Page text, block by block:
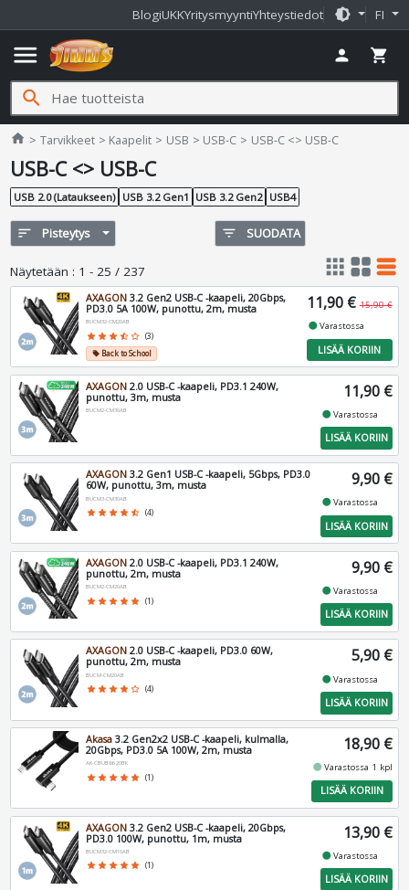
BlogiUKKYritysmyyntiYhteystiedot brightness_medium FI
menu person shopping_cart
search
home Jimms.fi
Tarvikkeet Kaapelit USB USB-C USB-C <> USB-C
USB-C <> USB-C
USB 2.0 (Lataukseen) USB 3.2 Gen1 USB 3.2 Gen2 USB4
sort Pisteytys filter_list SUODATA
Näytetään : 1 - 25 / 237 apps grid_view table_rows
AXAGON 3.2 Gen2 USB-C -kaapeli, 20Gbps,
PD3.0 5A 100W, punottu, 2m, musta
BUCM32-CM20AB
star star star star_half star_border (3)
local_offerBack to School
11,90 € 15,90 €
fiber_manual_recordVarastossa
LISÄÄ KORIIN
AXAGON 2.0 USB-C -kaapeli, PD3.1 240W,
punottu, 3m, musta
BUCM2-CM30AB
11,90 €
fiber_manual_recordVarastossa
LISÄÄ KORIIN
AXAGON 3.2 Gen1 USB-C -kaapeli, 5Gbps, PD3.0
60W, punottu, 3m, musta
BUCM3-CM30AB
star star star star star_half (4)
9,90 €
fiber_manual_recordVarastossa
LISÄÄ KORIIN
AXAGON 2.0 USB-C -kaapeli, PD3.1 240W,
punottu, 2m, musta
BUCM2-CM20AB
star star star star star (1)
9,90 €
fiber_manual_recordVarastossa
LISÄÄ KORIIN
AXAGON 2.0 USB-C -kaapeli, PD3.0 60W,
punottu, 2m, musta
BUCM-CM20AB
star star star star star_border (4)
5,90 €
fiber_manual_recordVarastossa
LISÄÄ KORIIN
Akasa 3.2 Gen2x2 USB-C -kaapeli, kulmalla,
20Gbps, PD3.0 5A 100W, 2m, musta
AK-CBUB66-20BK
star star star star star (1)
18,90 €
fiber_manual_recordVarastossa 1 kpl
LISÄÄ KORIIN
AXAGON 3.2 Gen2 USB-C -kaapeli, 20Gbps,
PD3.0 100W, punottu, 1m, musta
BUCM32-CM10AB
star star star star star (1)
13,90 €
fiber_manual_recordVarastossa
LISÄÄ KORIIN